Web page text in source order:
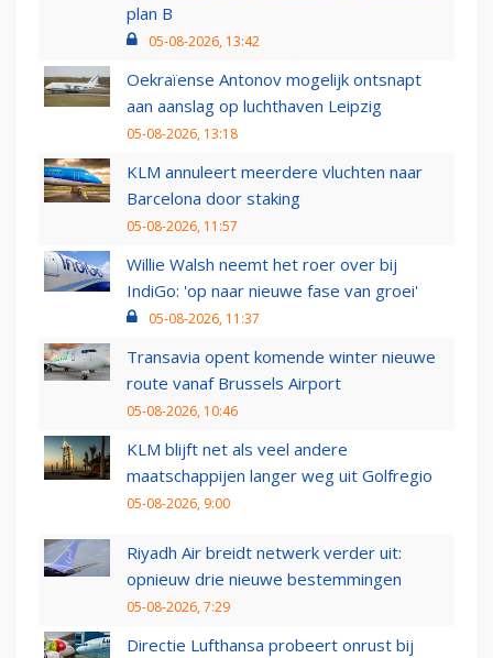
plan B
05-08-2026, 13:42
Oekraïense Antonov mogelijk ontsnapt
aan aanslag op luchthaven Leipzig
05-08-2026, 13:18
KLM annuleert meerdere vluchten naar
Barcelona door staking
05-08-2026, 11:57
Willie Walsh neemt het roer over bij
IndiGo: 'op naar nieuwe fase van groei'
05-08-2026, 11:37
Transavia opent komende winter nieuwe
route vanaf Brussels Airport
05-08-2026, 10:46
KLM blijft net als veel andere
maatschappijen langer weg uit Golfregio
05-08-2026, 9:00
Riyadh Air breidt netwerk verder uit:
opnieuw drie nieuwe bestemmingen
05-08-2026, 7:29
Directie Lufthansa probeert onrust bij